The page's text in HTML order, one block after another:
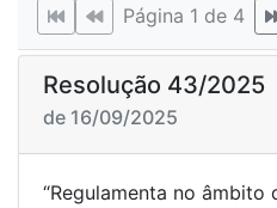
Página 1 de 4
Resolução 43/2025
de 16/09/2025
“Regulamenta no âmbito